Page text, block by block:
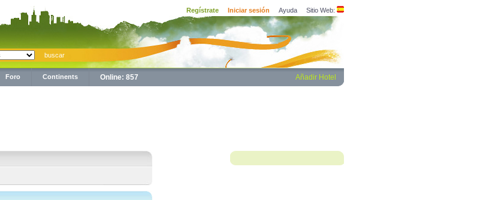
Regístrate Iniciar sesión Ayuda Sitio Web:
Foro Continents Online: 857 Añadir Hotel